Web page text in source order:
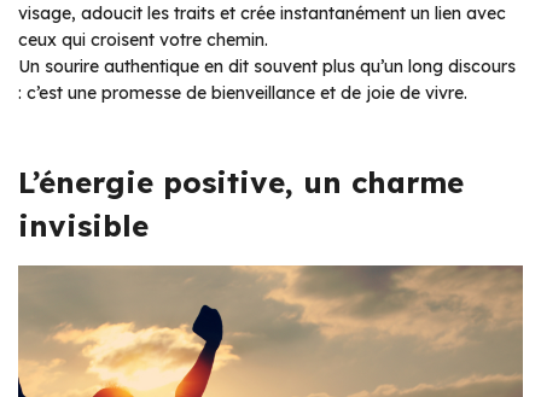
visage, adoucit les traits et crée instantanément un lien avec
ceux qui croisent votre chemin.
Un sourire authentique en dit souvent plus qu’un long discours
: c’est une promesse de bienveillance et de joie de vivre.
L’énergie positive, un charme
invisible